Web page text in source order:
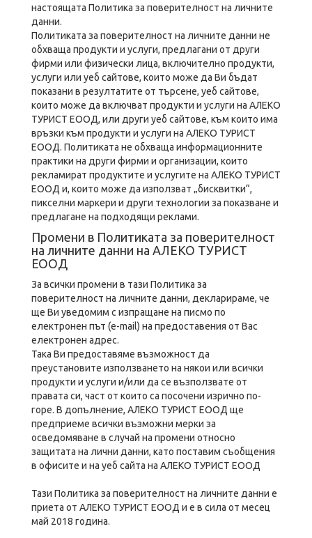
настоящата Политика за поверителност на личните
данни.
Политиката за поверителност на личните данни не
обхваща продукти и услуги, предлагани от други
фирми или физически лица, включително продукти,
услуги или уеб сайтове, които може да Ви бъдат
показани в резултатите от търсене, уеб сайтове,
които може да включват продукти и услуги на АЛЕКО
ТУРИСТ ЕООД, или други уеб сайтове, към които има
връзки към продукти и услуги на АЛЕКО ТУРИСТ
ЕООД. Политиката не обхваща информационните
практики на други фирми и организации, които
рекламират продуктите и услугите на АЛЕКО ТУРИСТ
ЕООД и, които може да използват „бисквитки“,
пикселни маркери и други технологии за показване и
предлагане на подходящи реклами.
Промени в Политиката за поверителност
на личните данни на АЛЕКО ТУРИСТ
ЕООД
За всички промени в тази Политика за
поверителност на личните данни, декларираме, че
ще Ви уведомим с изпращане на писмо по
електронен път (e-mail) на предоставения от Вас
електронен адрес.
Така Ви предоставяме възможност да
преустановите използването на някои или всички
продукти и услуги и/или да се възползвате от
правата си, част от които са посочени изрично по-
горе. В допълнение, АЛЕКО ТУРИСТ ЕООД ще
предприеме всички възможни мерки за
осведомяване в случай на промени относно
защитата на лични данни, като поставим съобщения
в офисите и на уеб сайта на АЛЕКО ТУРИСТ ЕООД
Тази Политика за поверителност на личните данни е
приета от АЛЕКО ТУРИСТ ЕООД и е в сила от месец
май 2018 година.